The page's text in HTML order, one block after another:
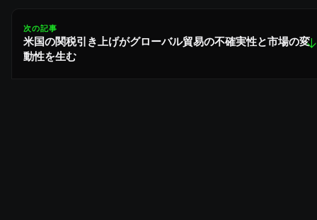
次の記事
米国の関税引き上げがグローバル貿易の不確実性と市場の変
動性を生む
↓